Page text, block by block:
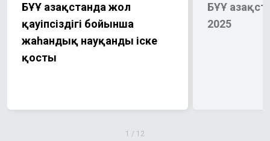
БҰҰ Қазақстанда жол
қауіпсіздігі бойынша
жаһандық науқанды іске
қосты
БҰҰ
2025
1 / 12